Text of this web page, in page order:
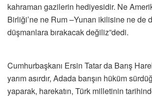
kahraman gazilerin hediyesidir. Ne
Birliği’ne ne Rum –Yunan ikilisine ne de
düşmanlara bırakacak değiliz”dedi.
Cumhurbaşkanı Ersin Tatar da Barış
yarım asırdır, Adada barışın hüküm
yaparak, harekatın, Türk milletinin